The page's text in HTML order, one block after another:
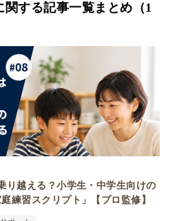
関する記事一覧まとめ（1
り越える？小学生・中学生向けの
練習スクリプト」【プロ監修】